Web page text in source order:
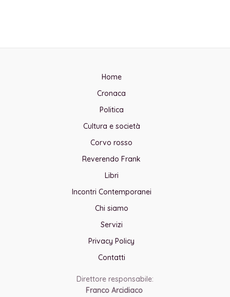
Home
Cronaca
Politica
Cultura e società
Corvo rosso
Reverendo Frank
Libri
Incontri Contemporanei
Chi siamo
Servizi
Privacy Policy
Contatti
Direttore responsabile:
Franco Arcidiaco